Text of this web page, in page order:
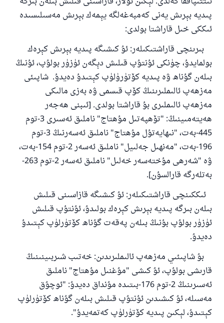
پىديە بېرىش يەنى كەمبەغەلگە يېمەك بېرىش مەسىلىسىدە
ئىككى خىل قاراشتا بولدى:
بىرىنچى قاراشتىكىلەر: ئۇ كىشىگە پىديە بېرىش كېرەك
بولمايدۇ، چۈنكى ئۇنتۇپ قىلىش دېگەن ئۈزۈر بولۇپ، ئۇنىڭ
بىلەن گۇناھ ۋە پىديە كۆتۈرۈلۈپ كېتىدۇ دەيدۇ. شاپىئى
مەزھەپ ئالىملىرىنىڭ كۆپ قىسمى ۋە بەزى مالىكى
مەزھەپ ئالىملىرى بۇ قاراشتا بولدى. [ئىبنى ھەجەر
ھەيتەمىينىڭ: "تۆھپەتىل مۇھتاج" ناملىق ئەسىرى 3-توم
445-بەت، "نىھايەتۇل مۇھتاج" ناملىق ئەسەرنىڭ 3-توم
196-بەت، "مەنھىل جەلىيل" ناملىق ئەسەر 2-توم 154-بەت،
ۋە "شەرھى مۇختەسەر خەلىل" ناملىق ئەسەر 2-توم 263-
بەتلەرگە قارالسۇن].
ئىككىنچى قاراشتىكىلەر: ئۇ كىشىگە قازاسىنى قىلىش
بىلەن بىرگە پىديە بېرىش كېرەك بولىدۇ، ئۇنتۇپ قىلىش
ئۈزۈر بولۇپ بۇنىڭ بىلەن پەقەت گۇناھ كۆتۈرلۈپ كېتىدۇ
دەيدۇ.
بۇ شاپىئىي مەزھەپ ئالىملىرىدىن: خەتىب شىربىينىنىڭ
قارىشى بولۇپ، ئۇ كىشى "مۇغنىل مۇھتاج" ناملىق
ئەسىرىنىڭ 2-توم 176-بىتىدە مۇنداق دەيدۇ: "ئوچۇق
مەسىلە، ئۇ كىشىدىن ئۇنتۇپ قىلىش بىلەن گۇناھ كۆتۈرلۈپ
كېتىدۇ، لېكىن پىديە كۆتۈرلۈپ كەتمەيدۇ".
110845 - نومۇرلۇق سوئالنىڭ جاۋابى
ئائىلىنى ساقلاپ قالدى
ئۇممەتكە جاۋاپ بېرىشىمىزگە ياردەم قىلىڭ